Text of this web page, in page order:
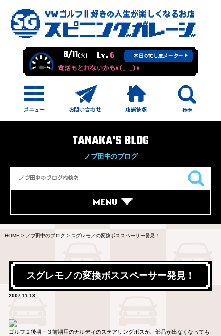
8/11(火) Lv. 6 本日の忙し度メーター
電話もとれないかもm(_ _)m
TANAKA'S BLOG
ノブ田中のブログ
MENU
HOME > ノブ田中のブログ > スグレモノの変換ボススペーサー発見！
スグレモノの変換ボススペーサー発見！
2007.11.13
ゴルフ２後期・３前期用のナルディのステアリングボスが、部品が出なくなっても